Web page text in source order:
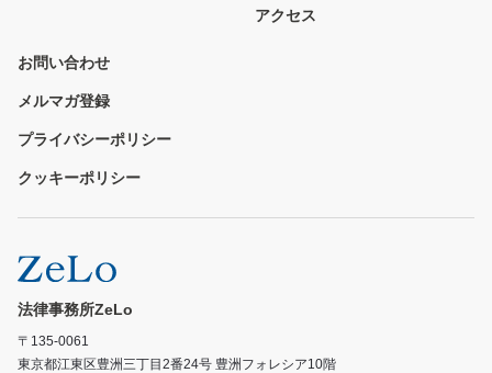
アクセス
お問い合わせ
メルマガ登録
プライバシーポリシー
クッキーポリシー
法律事務所ZeLo
〒135-0061
東京都江東区豊洲三丁目2番24号 豊洲フォレシア10階